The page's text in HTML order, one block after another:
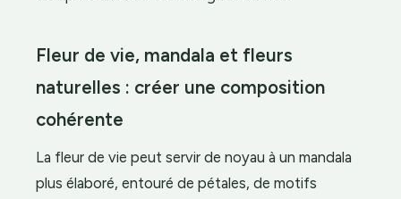
Fleur de vie, mandala et fleurs
naturelles : créer une composition
cohérente
La fleur de vie peut servir de noyau à un mandala
plus élaboré, entouré de pétales, de motifs